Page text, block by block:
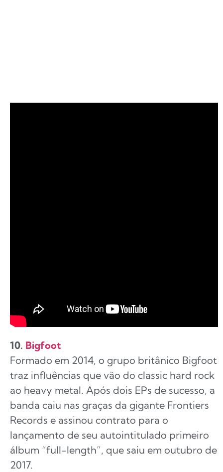
10. Bigfoot
Formado em 2014, o grupo britânico Bigfoot
traz influências que vão do classic hard rock
ao heavy metal. Após dois EPs de sucesso, a
banda caiu nas graças da gigante Frontiers
Records e assinou contrato para o
lançamento de seu autointitulado primeiro
álbum “full-length”, que saiu em outubro de
2017.